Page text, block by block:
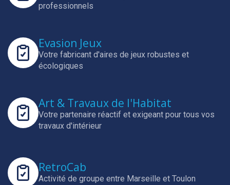
professionnels
Evasion Jeux
Votre fabricant d'aires de jeux robustes et
écologiques
Art & Travaux de l'Habitat
Votre partenaire réactif et exigeant pour tous vos
travaux d'intérieur
RetroCab
Activité de groupe entre Marseille et Toulon